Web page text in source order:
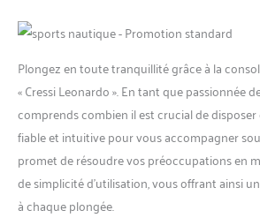
Plongez en toute tranquillité grâce à la
« Cressi Leonardo ». En tant que passionnée
comprends combien il est crucial de
fiable et intuitive pour vous accompagner
promet de résoudre vos préoccupations en
de simplicité d’utilisation, vous offrant ainsi
à chaque plongée.